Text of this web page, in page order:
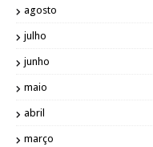
agosto
julho
junho
maio
abril
março